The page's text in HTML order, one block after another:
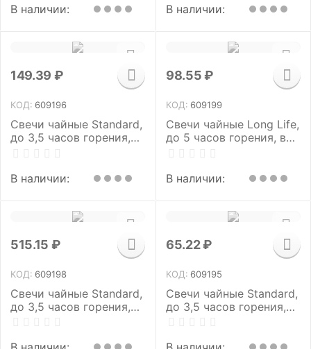
В наличии:
609197
В наличии:
149.39 ₽
КОД: 609196
Свечи чайные Standard,
до 3,5 часов горения,
609196
В наличии:
98.55 ₽
КОД: 609199
Свечи чайные Long Life,
до 5 часов горения, вес
В наличии:
515.15 ₽
КОД: 609198
Свечи чайные Standard,
до 3,5 часов горения,
609198
65.22₽
КОД: 609195
Свечи чайные Standard,
до 3,5 часов горения,
609195